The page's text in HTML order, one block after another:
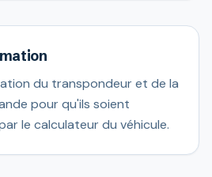
du transpondeur et de la
pour qu'ils soient
le calculateur du véhicule.